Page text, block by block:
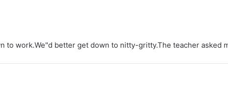
to work.We"d better get down to nitty-gritty.The teacher asked